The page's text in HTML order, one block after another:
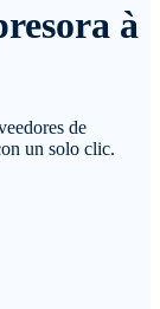
à
de
un solo clic.